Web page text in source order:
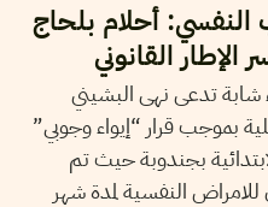
أحلام بلحاج
القانوني
تمّ إيواء شابة تدعى نهى البشيني
بموجب قرار “إيواء وجوبي”
بجندوبة حيث تم
النفسية لمدة شهر